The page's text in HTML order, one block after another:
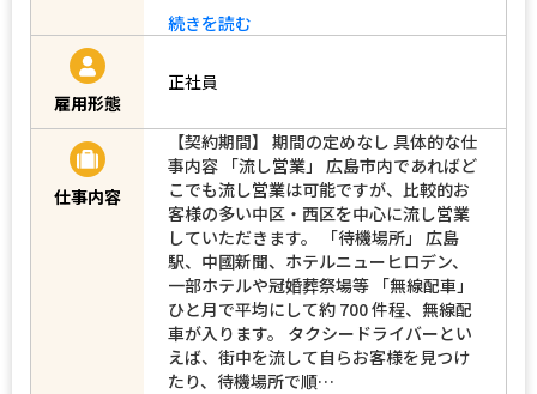
続きを読む
雇用形態
正社員
仕事内容
【契約期間】 期間の定めなし 具体的な仕
事内容 「流し営業」 広島市内であればど
こでも流し営業は可能ですが、比較的お
客様の多い中区・西区を中心に流し営業
していただきます。 「待機場所」 広島
駅、中國新聞、ホテルニューヒロデン、
一部ホテルや冠婚葬祭場等 「無線配車」
ひと月で平均にして約 700 件程、無線配
車が入ります。 タクシードライバーとい
えば、街中を流して自らお客様を見つけ
たり、待機場所で順…